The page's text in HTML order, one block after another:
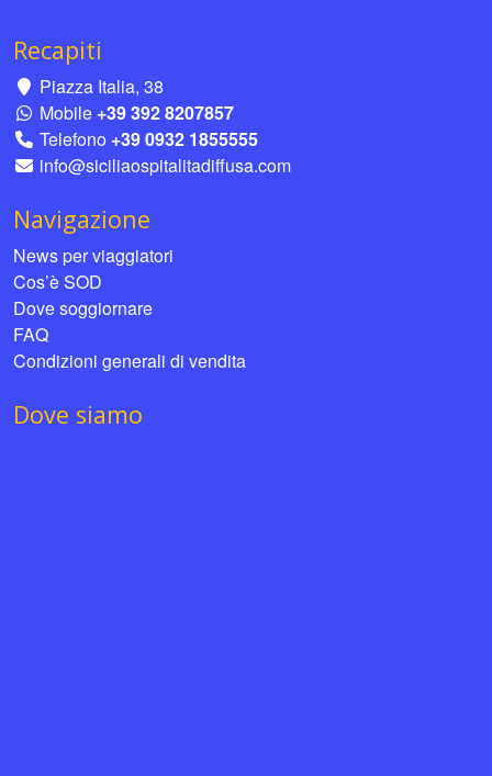
Recapiti
Piazza Italia, 38
Mobile +39 392 8207857
Telefono +39 0932 1855555
info@siciliaospitalitadiffusa.com
Navigazione
News per viaggiatori
Cos’è SOD
Dove soggiornare
FAQ
Condizioni generali di vendita
Dove siamo